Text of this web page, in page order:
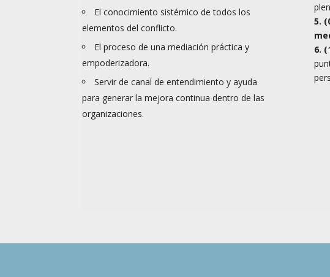
El conocimiento sistémico de todos los
elementos del conflicto.
El proceso de una mediación práctica y
empoderizadora.
Servir de canal de entendimiento y ayuda
para generar la mejora continua dentro de las
organizaciones.
5.
6.